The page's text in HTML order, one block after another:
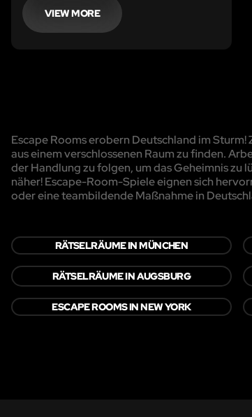
VIEW MORE
Escape Rooms erobern Deutschland im
aus einem verschlossenen Raum zu finden.
der Handlung zu folgen, um das Geheimnis
näher! Escape-Room-Spiele eignen sich
oder eine teambildende Maßnahme in
RÄTSELRÄUME IN MÜNCHEN
RÄTSELRÄUME IN AUGSBURG
ESCAPE ROOMS IN NEW YORK